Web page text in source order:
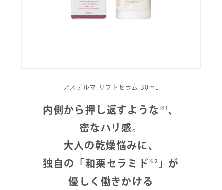
よくある質問
アスデルマ リフトセラム 30mL
内側から押し返すような ※1 、
密なハリ感。
大人の乾燥悩みに、
独自の「和栗セラミド ※2」が
優しく働きかける